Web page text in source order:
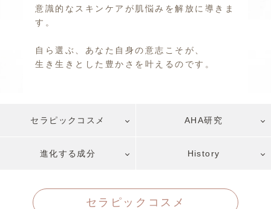
意識的なスキンケアが肌悩みを解放に導きま
す。
自ら選ぶ、あなた自身の意志こそが、
生き生きとした豊かさを叶えるのです。
セラピックコスメ AHA研究
進化する成分 History
セラピックコスメ